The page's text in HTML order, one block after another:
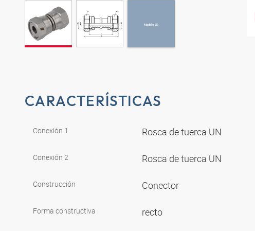
Modelo 3D
CARACTERÍSTICAS
Conexión 1 Rosca de tuerca UN
Conexión 2 Rosca de tuerca UN
Construcción Conector
Forma constructiva recto